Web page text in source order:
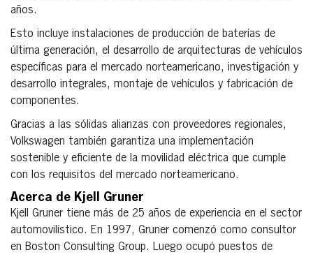
años.
Esto incluye instalaciones de producción de baterías de
última generación, el desarrollo de arquitecturas de vehículos
específicas para el mercado norteamericano, investigación y
desarrollo integrales, montaje de vehículos y fabricación de
componentes.
Gracias a las sólidas alianzas con proveedores regionales,
Volkswagen también garantiza una implementación
sostenible y eficiente de la movilidad eléctrica que cumple
con los requisitos del mercado norteamericano.
Acerca de Kjell Gruner
Kjell Gruner tiene más de 25 años de experiencia en el sector
automovilístico. En 1997, Gruner comenzó como consultor
en Boston Consulting Group. Luego ocupó puestos de